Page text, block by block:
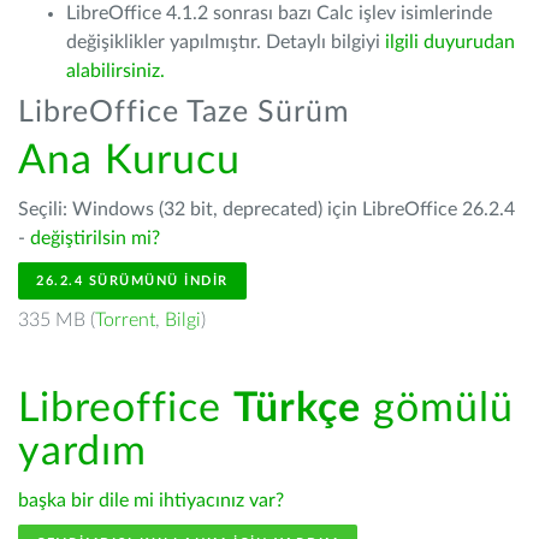
LibreOffice 4.1.2 sonrası bazı Calc işlev isimlerinde
değişiklikler yapılmıştır. Detaylı bilgiyi ilgili duyurudan
alabilirsiniz.
LibreOffice Taze Sürüm
Ana Kurucu
Seçili: Windows (32 bit, deprecated) için LibreOffice 26.2.4
- değiştirilsin mi?
26.2.4 SÜRÜMÜNÜ İNDIR
335 MB (Torrent, Bilgi)
Libreoffice Türkçe gömülü
yardım
başka bir dile mi ihtiyacınız var?